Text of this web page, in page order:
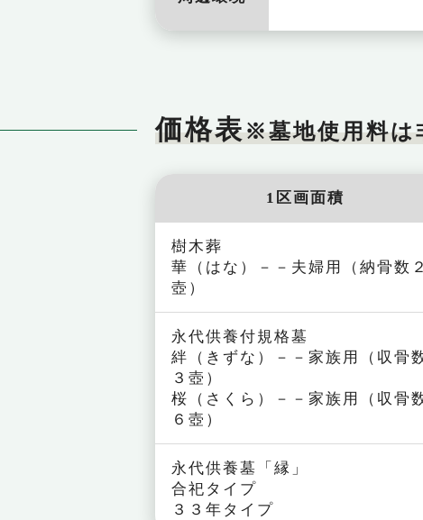
三菱団
価格表※墓地使用料は
1区画面積
樹木葬
華（はな）－－夫婦用（納骨数２
壺）
永代供養付規格墓
絆（きずな）－－家族用（収骨
３壺）
桜（さくら）－－家族用（収骨
６壺）
永代供養墓「縁」
合祀タイプ
３３年タイプ